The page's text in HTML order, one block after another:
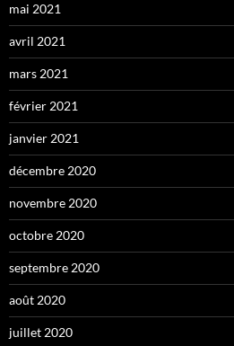
mai 2021
avril 2021
mars 2021
février 2021
janvier 2021
décembre 2020
novembre 2020
octobre 2020
septembre 2020
août 2020
juillet 2020